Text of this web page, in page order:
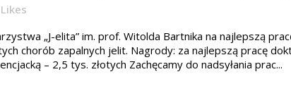
Likes
„J-elita” im. prof. Witolda Bartnika na najlepszą
chorób zapalnych jelit. Nagrody: za najlepszą pracę
– 2,5 tys. złotych Zachęcamy do nadsyłania prac...